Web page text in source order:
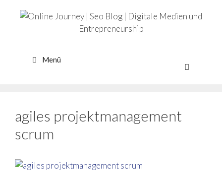
Inhalt
Menü
agiles projektmanagement
scrum